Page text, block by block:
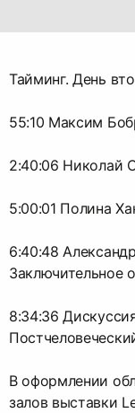
Тайминг. День
55:10 Максим
2:40:06 Николай
5:00:01 Полина
6:40:48
Заключительное
8:34:36
В оформлении
залов выставки